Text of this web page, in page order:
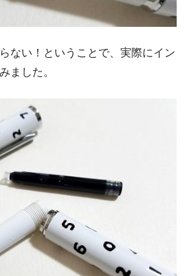
ない！ということで、実際にイン
ました。